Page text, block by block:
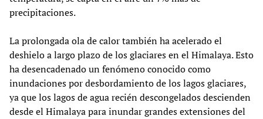
precipitaciones.
La prolongada ola de calor también ha acelerado el
deshielo a largo plazo de los glaciares en el Himalaya. Esto
ha desencadenado un fenómeno conocido como
inundaciones por desbordamiento de los lagos glaciares,
ya que los lagos de agua recién descongelados descienden
desde el Himalaya para inundar grandes extensiones del